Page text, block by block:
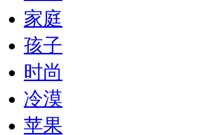
家庭
孩子
时尚
冷漠
苹果